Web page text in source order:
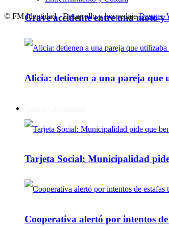
Grave accidente entre una moto
Alicia: detienen a una pareja
Tarjeta Social: Municipalidad
Cooperativa alertó por intentos de
© FM Identidad - Desarrollo y hospedajeDesatec